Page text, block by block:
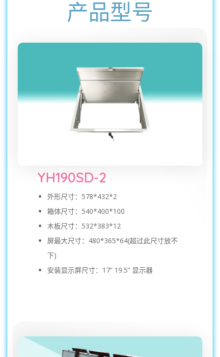
产品型号
YH190SD-2
外形尺寸：578*432*2
箱体尺寸：540*400*100
木板尺寸：532*383*12
屏最大尺寸：480*365*64(超过此尺寸放不
下)
安装显示屏尺寸：17” 19.5” 显示器